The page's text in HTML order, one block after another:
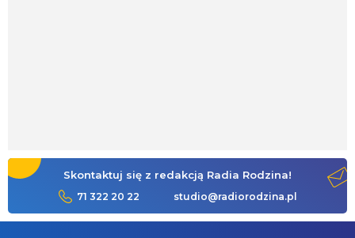
Skontaktuj się z redakcją Radia Rodzina!
71 322 20 22 studio@radiorodzina.pl